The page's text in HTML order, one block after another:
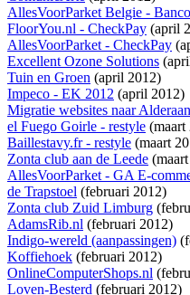
AllesVoorParket Belgie -
FloorYou.nl - CheckPay (april
AllesVoorParket - CheckPay
Excellent Ozone Solutions
Tuin en Groen (april 2012)
Impeco - EK 2012 (april 2012)
Migratie websites naar Alderaan
el Fuego Goirle - restyle (maart
Baillestavy.fr - restyle (maart
Zonta club aan de Leede
AllesVoorParket - GA E-
de Trapstoel (februari 2012)
Zonta club Zuid Limburg
AdamsRib.nl (februari 2012)
Indigo-wereld (aanpassingen)
Koffiehoek (februari 2012)
OnlineComputerShops.nl
Loven-Besterd (februari 2012)